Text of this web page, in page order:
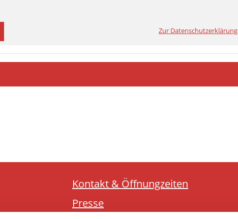
Zur Datenschutzerklärung
Kontakt & Öffnungzeiten
Presse